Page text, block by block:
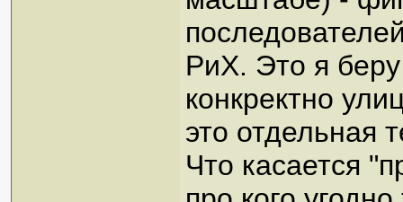
РиХ. Это я
конкректно
это отдельная
Что касается